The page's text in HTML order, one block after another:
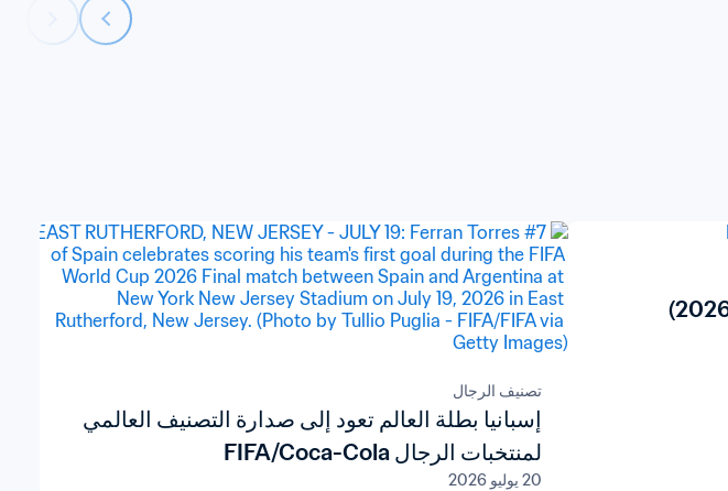
تصنيف الرجال
إسبانيا بطلة العالم تعود إلى صدارة التصنيف العالمي
لمنتخبات الرجال FIFA/Coca-Cola
20 يوليو 2026